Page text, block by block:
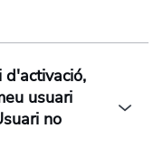
d'activació,
usuari
no